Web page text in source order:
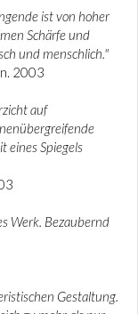
ist von hoher
Schärfe und
und menschlich."
2003
auf
eines Spiegels
Werk. Bezaubernd
Gestaltung.